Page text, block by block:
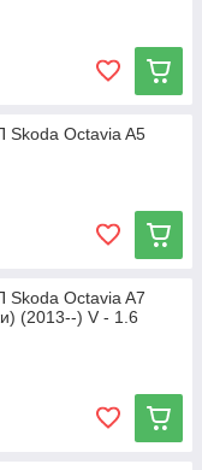
Skoda Octavia A5
Skoda Octavia A7
(2013--) V - 1.6